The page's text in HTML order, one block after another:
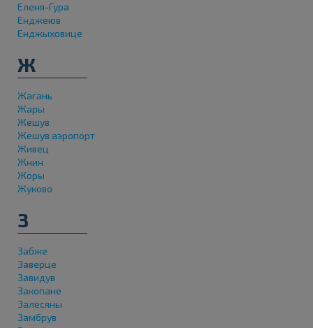
Еленя-Гура
Енджеюв
Енджыховице
Ж
Жагань
Жары
Жешув
Жешув аэропорт
Живец
Жнин
Жоры
Жуково
З
Забже
Заверце
Завидув
Закопане
Залесяны
Замбрув